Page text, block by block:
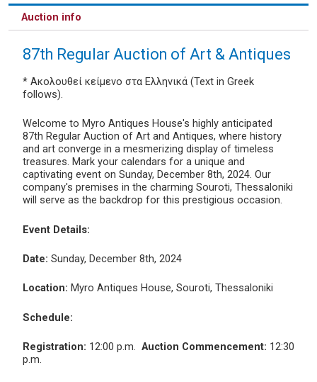
Auction info
87th Regular Auction of Art & Antiques
* Ακολουθεί κείμενο στα Ελληνικά (Text in Greek
follows).
Welcome to Myro Antiques House's highly anticipated
87th Regular Auction of Art and Antiques, where history
and art converge in a mesmerizing display of timeless
treasures. Mark your calendars for a unique and
captivating event on Sunday, December 8th, 2024. Our
company's premises in the charming Souroti, Thessaloniki
will serve as the backdrop for this prestigious occasion.
Event Details:
Date: Sunday, December 8th, 2024
Location: Myro Antiques House, Souroti, Thessaloniki
Schedule:
Registration: 12:00 p.m. Auction Commencement: 12:30
p.m.